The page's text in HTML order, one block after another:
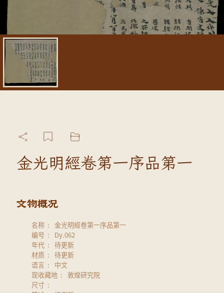
金光明經卷第一序品第一
名称
金光明經卷第一序品第一
编号
Dy.062
年代
待更新
材质
待更新
语言
中文
现收藏地
敦煌研究院
尺寸